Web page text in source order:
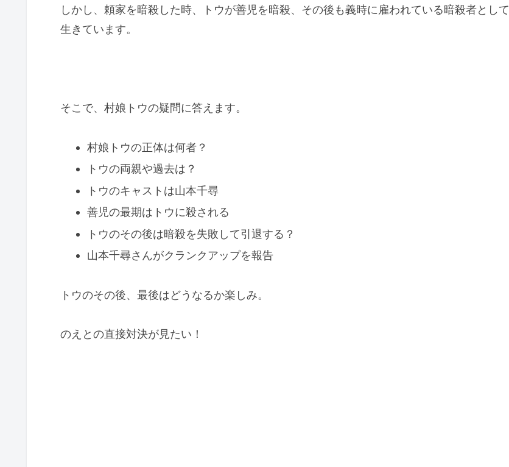
しかし、頼家を暗殺した時、トウが善児を暗殺、その後も義時に雇われている暗殺者として
生きています。
そこで、村娘トウの疑問に答えます。
村娘トウの正体は何者？
トウの両親や過去は？
トウのキャストは山本千尋
善児の最期はトウに殺される
トウのその後は暗殺を失敗して引退する？
山本千尋さんがクランクアップを報告
トウのその後、最後はどうなるか楽しみ。
のえとの直接対決が見たい！